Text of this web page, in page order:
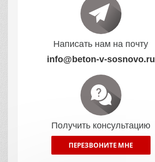
Написать нам на почту
info@beton-v-sosnovo.ru
Получить консультацию
ПЕРЕЗВОНИТЕ МНЕ